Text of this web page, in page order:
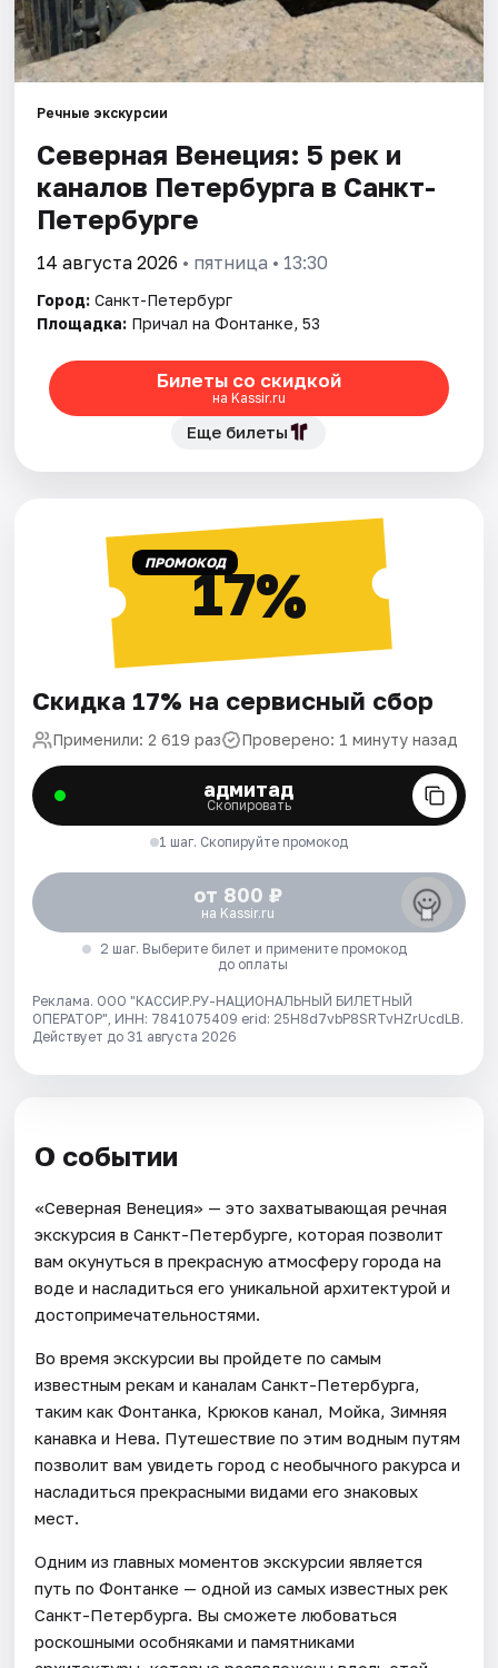
Речные экскурсии
Северная Венеция: 5 рек и
каналов Петербурга в Санкт-
Петербурге
14 августа 2026 • пятница • 13:30
Город: Санкт-Петербург
Площадка: Причал на Фонтанке, 53
Билеты со скидкой
на Kassir.ru
Еще билеты
ПРОМОКОД17%
Скидка 17% на сервисный сбор
Применили: 2 619 раз Проверено: 1 минуту назад
адмитад
Скопировать
1 шаг. Скопируйте промокод
от 800 ₽
на Kassir.ru
2 шаг. Выберите билет и примените промокод
до оплаты
Реклама. ООО "КАССИР.РУ-НАЦИОНАЛЬНЫЙ БИЛЕТНЫЙ
ОПЕРАТОР", ИНН: 7841075409 erid: 25H8d7vbP8SRTvHZrUcdLB.
Действует до 31 августа 2026
О событии
«Северная Венеция» — это захватывающая речная
экскурсия в Санкт-Петербурге, которая позволит
вам окунуться в прекрасную атмосферу города на
воде и насладиться его уникальной архитектурой и
достопримечательностями.
Во время экскурсии вы пройдете по самым
известным рекам и каналам Санкт-Петербурга,
таким как Фонтанка, Крюков канал, Мойка, Зимняя
канавка и Нева. Путешествие по этим водным путям
позволит вам увидеть город с необычного ракурса и
насладиться прекрасными видами его знаковых
мест.
Одним из главных моментов экскурсии является
путь по Фонтанке — одной из самых известных рек
Санкт-Петербурга. Вы сможете любоваться
роскошными особняками и памятниками